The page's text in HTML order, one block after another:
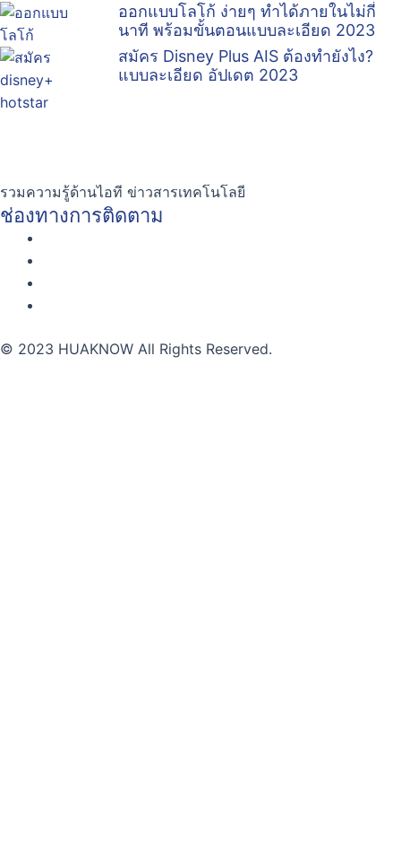
ออกแบบโลโก้ ง่ายๆ ทำได้ภายในไม่กี่
นาที พร้อมขั้นตอนแบบละเอียด 2023
สมัคร Disney Plus AIS ต้องทำยังไง?
แบบละเอียด อัปเดต 2023
รวมความรู้ด้านไอที ข่าวสารเทคโนโลยี
ช่องทางการติดตาม
© 2023 HUAKNOW All Rights Reserved.